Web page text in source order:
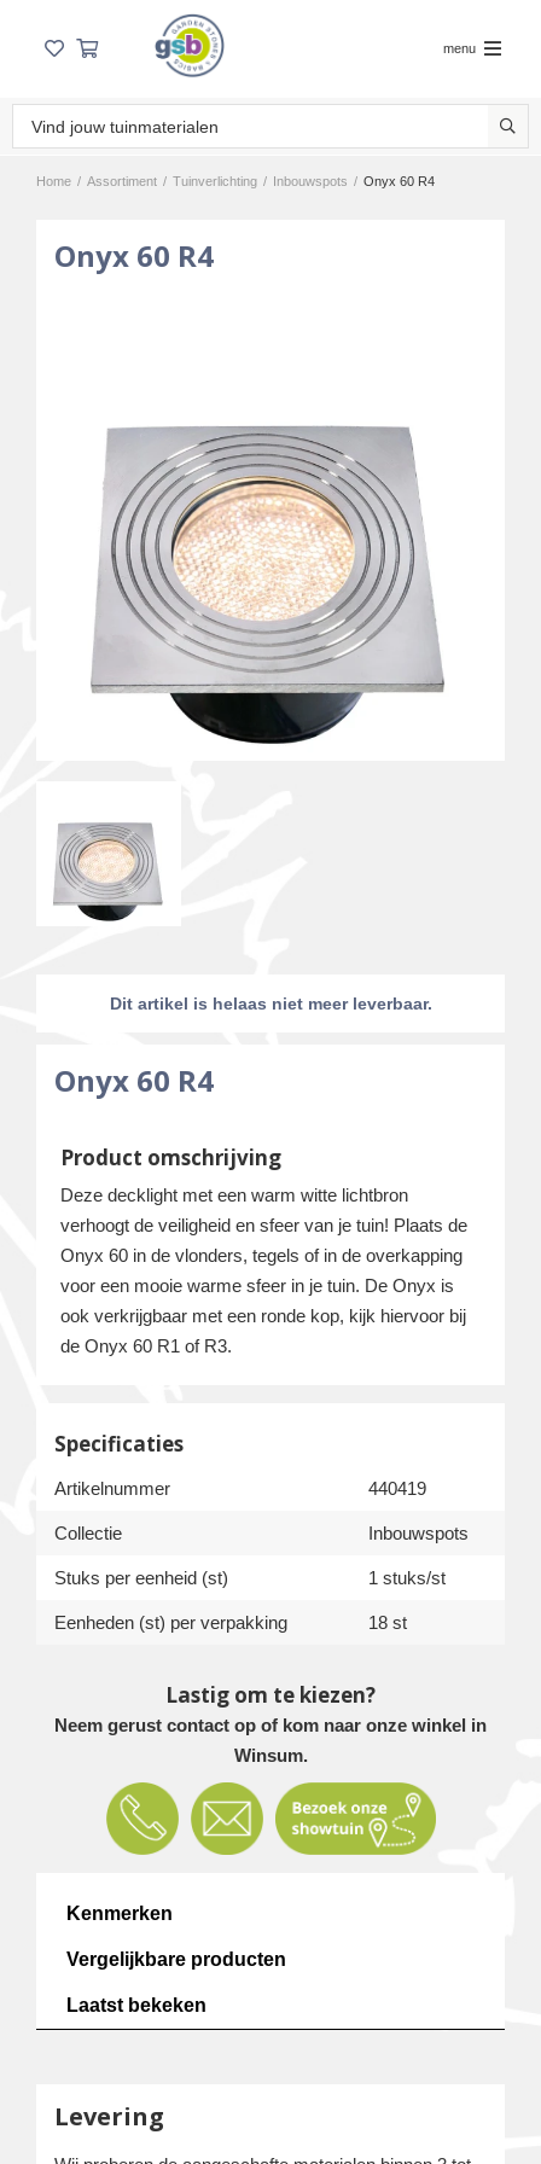
menu
Home / Assortiment / Tuinverlichting / Inbouwspots / Onyx 60 R4
Onyx 60 R4
Dit artikel is helaas niet meer leverbaar.
Onyx 60 R4
Product omschrijving
Deze decklight met een warm witte lichtbron
verhoogt de veiligheid en sfeer van je tuin! Plaats de
Onyx 60 in de vlonders, tegels of in de overkapping
voor een mooie warme sfeer in je tuin. De Onyx is
ook verkrijgbaar met een ronde kop, kijk hiervoor bij
de Onyx 60 R1 of R3.
Specificaties
Artikelnummer 440419
Collectie Inbouwspots
Stuks per eenheid (st) 1 stuks/st
Eenheden (st) per verpakking 18 st
Lastig om te kiezen?
Neem gerust contact op of kom naar onze winkel in
Winsum.
Kenmerken
Vergelijkbare producten
Laatst bekeken
Levering